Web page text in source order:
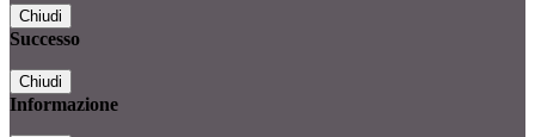
Chiudi
Successo
Chiudi
Informazione